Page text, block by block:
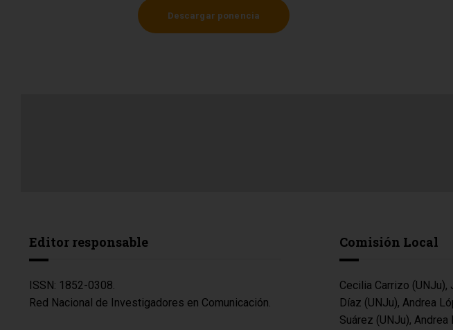
Descargar ponencia
Editor responsable
ISSN: 1852-0308.
Red Nacional de Investigadores en Comunicación.
Comisión Local
Cecilia Carrizo
Díaz (UNJu), Andrea
Suárez (UNJu),